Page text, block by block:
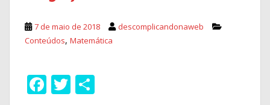
7 de maio de 2018
descomplicandonaweb
Conteúdos, Matemática
F T